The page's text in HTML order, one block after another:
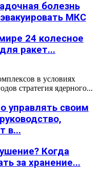
болезнь
МКС
24 колесное
ракет...
в условиях
стратегия ядерного...
управлять своим
в...
Когда
за хранение...